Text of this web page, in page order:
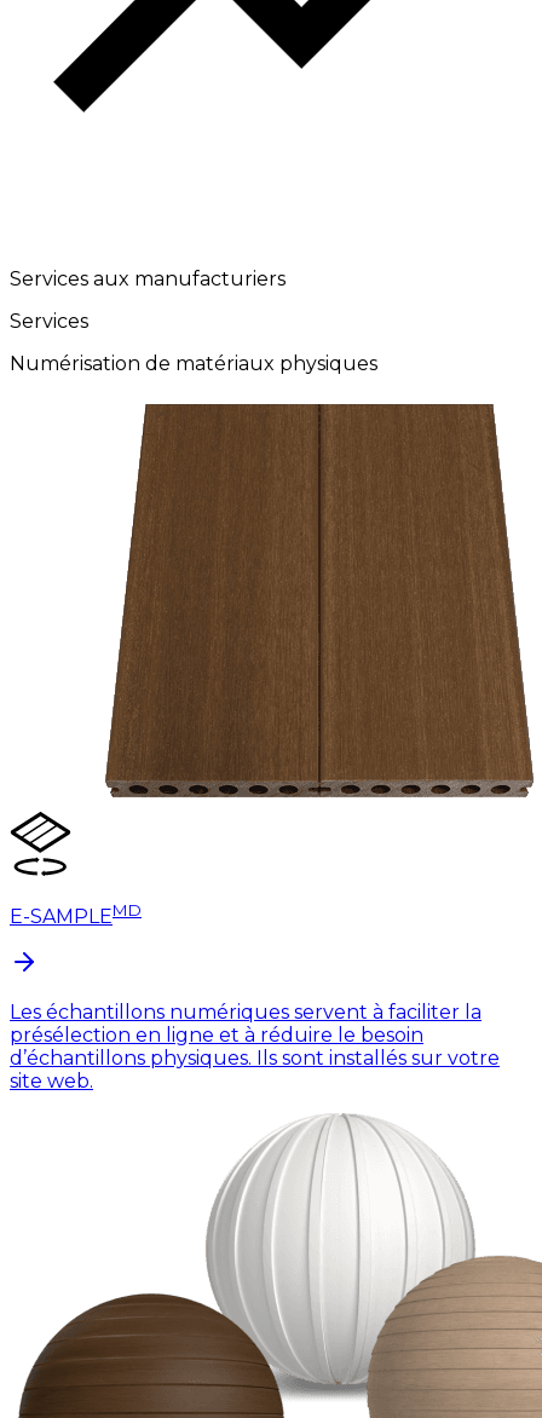
Services aux manufacturiers
Services
Numérisation de matériaux physiques
E-SAMPLEMD
Les échantillons numériques servent à faciliter la
présélection en ligne et à réduire le besoin
d’échantillons physiques. Ils sont installés sur votre
site web.